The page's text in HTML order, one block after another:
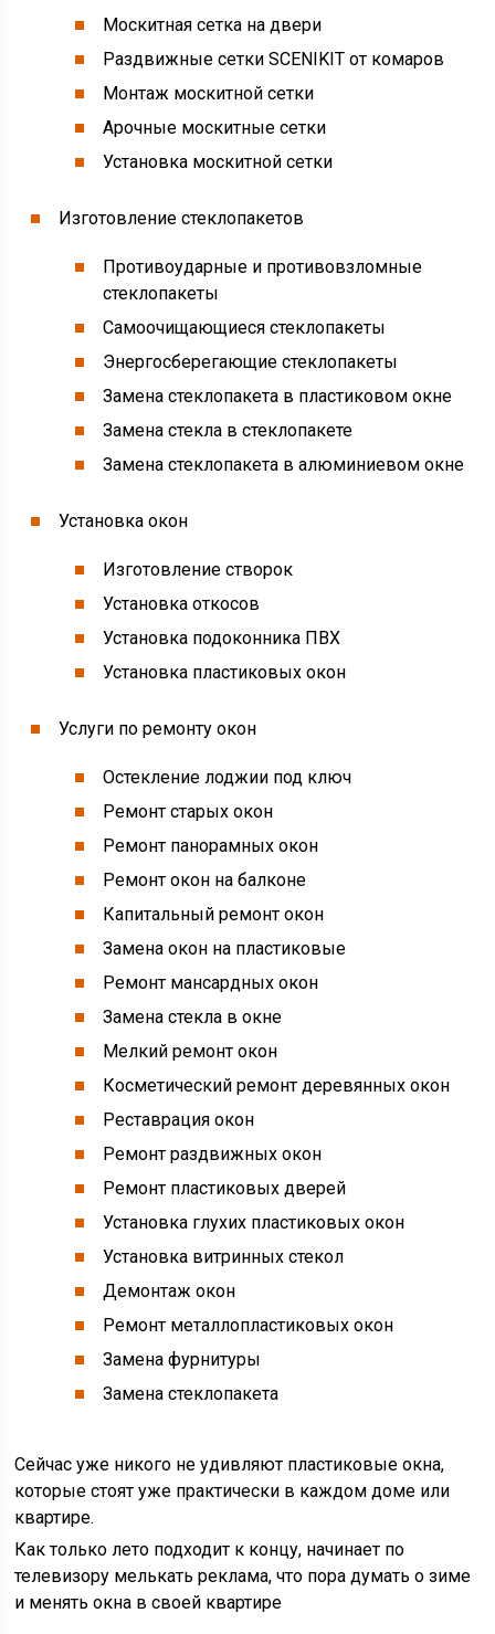
Москитная сетка на двери
Раздвижные сетки SCENIKIT от комаров
Монтаж москитной сетки
Арочные москитные сетки
Установка москитной сетки
Изготовление стеклопакетов
Противоударные и противовзломные
стеклопакеты
Самоочищающиеся стеклопакеты
Энергосберегающие стеклопакеты
Замена стеклопакета в пластиковом окне
Замена стекла в стеклопакете
Замена стеклопакета в алюминиевом окне
Установка окон
Изготовление створок
Установка откосов
Установка подоконника ПВХ
Установка пластиковых окон
Услуги по ремонту окон
Остекление лоджии под ключ
Ремонт старых окон
Ремонт панорамных окон
Ремонт окон на балконе
Капитальный ремонт окон
Замена окон на пластиковые
Ремонт мансардных окон
Замена стекла в окне
Мелкий ремонт окон
Косметический ремонт деревянных окон
Реставрация окон
Ремонт раздвижных окон
Ремонт пластиковых дверей
Установка глухих пластиковых окон
Установка витринных стекол
Демонтаж окон
Ремонт металлопластиковых окон
Замена фурнитуры
Замена стеклопакета
Сейчас уже никого не удивляют пластиковые окна,
которые стоят уже практически в каждом доме или
квартире.
Как только лето подходит к концу, начинает по
телевизору мелькать реклама, что пора думать о зиме
и менять окна в своей квартире